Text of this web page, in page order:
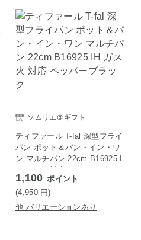
ソムリエ＠ギフト
ティファール T-fal 深型フライ
パン ポット＆パン・イン・ワ
ン マルチパン 22cm B16925 I
H ガス火 対応 ペッパーブラッ
ク
1,100 ポイント
(4,950 円)
他 バリエーションあり